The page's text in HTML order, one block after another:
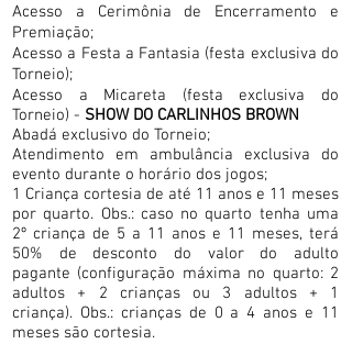
Acesso a Cerimônia de Encerramento e
Premiação;
Acesso a Festa a Fantasia (festa exclusiva do
Torneio);
Acesso a Micareta (festa exclusiva do
Torneio) - SHOW DO CARLINHOS BROWN
Abadá exclusivo do Torneio;
Atendimento em ambulância exclusiva do
evento durante o horário dos jogos;
1 Criança cortesia de até 11 anos e 11 meses
por quarto. Obs.: caso no quarto tenha uma
2º criança de 5 a 11 anos e 11 meses, terá
50% de desconto do valor do adulto
pagante (configuração máxima no quarto: 2
adultos + 2 crianças ou 3 adultos + 1
criança). Obs.: crianças de 0 a 4 anos e 11
meses são cortesia.